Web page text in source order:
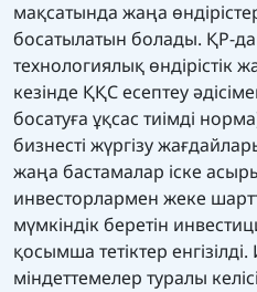
мақсатында жаңа
босатылатын болады. ҚР-да
технологиялық өндірістік
кезінде ҚҚС есептеу
босатуға ұқсас тиімді
бизнесті жүргізу
жаңа бастамалар іске
инвесторлармен жеке
мүмкіндік беретін
қосымша тетіктер
міндеттемелер туралы